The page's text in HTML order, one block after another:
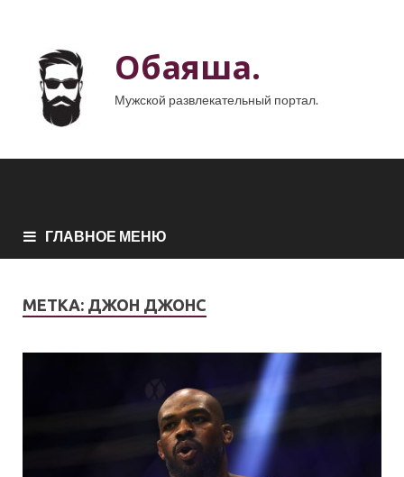
Обаяша.
Мужской развлекательный портал.
ГЛАВНОЕ МЕНЮ
МЕТКА: ДЖОН ДЖОНС